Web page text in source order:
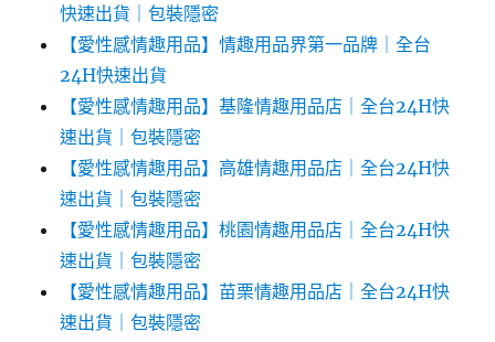
快速出貨｜包裝隱密
【愛性感情趣用品】情趣用品界第一品牌｜全台
24H快速出貨
【愛性感情趣用品】基隆情趣用品店｜全台24H快
速出貨｜包裝隱密
【愛性感情趣用品】高雄情趣用品店｜全台24H快
速出貨｜包裝隱密
【愛性感情趣用品】桃園情趣用品店｜全台24H快
速出貨｜包裝隱密
【愛性感情趣用品】苗栗情趣用品店｜全台24H快
速出貨｜包裝隱密